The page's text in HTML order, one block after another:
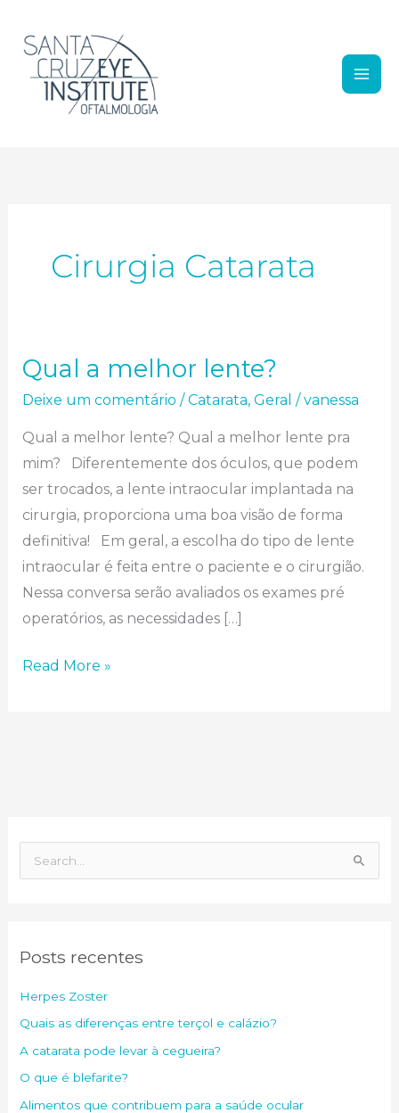
Cirurgia Catarata
Qual a melhor lente?
Deixe um comentário /Catarata, Geral /vanessa
Qual a melhor lente? Qual a melhor lente pra
mim?⠀Diferentemente dos óculos, que podem
ser trocados, a lente intraocular implantada na
cirurgia, proporciona uma boa visão de forma
definitiva!⠀Em geral, a escolha do tipo de lente
intraocular é feita entre o paciente e o cirurgião.
Nessa conversa serão avaliados os exames pré
operatórios, as necessidades […]
Qual a melhor lente?
Read More »
u
a
r
p
o
Posts recentes
Herpes Zoster
Quais as diferenças entre terçol e calázio?
A catarata pode levar à cegueira?
O que é blefarite?
Alimentos que contribuem para a saúde ocular